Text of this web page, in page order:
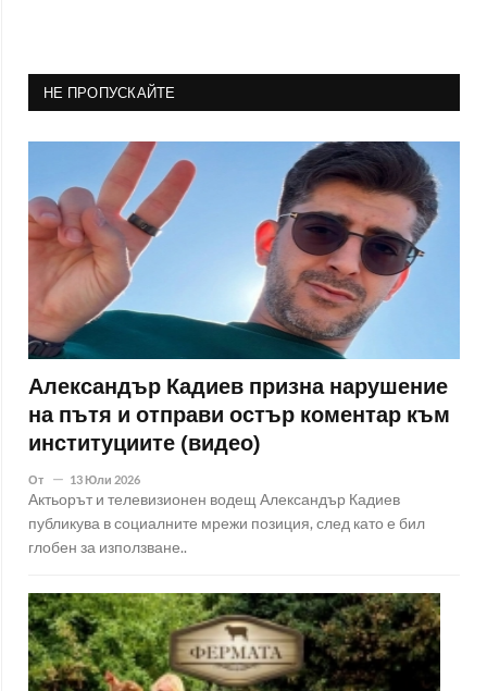
НЕ ПРОПУСКАЙТЕ
Александър Кадиев призна нарушение
на пътя и отправи остър коментар към
институциите (видео)
От 13 Юли 2026
Актьорът и телевизионен водещ Александър Кадиев
публикува в социалните мрежи позиция, след като е бил
глобен за използване..